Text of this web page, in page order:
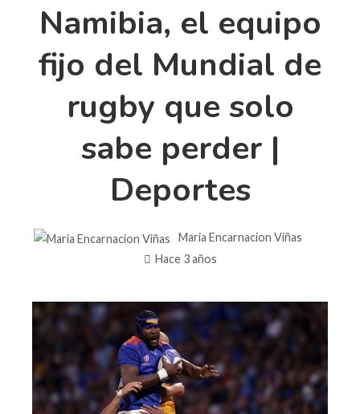
Namibia, el equipo
fijo del Mundial de
rugby que solo
sabe perder |
Deportes
Maria Encarnacion Viñas
Hace 3 años